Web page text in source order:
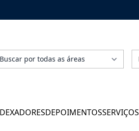
DEPOIMENTOSSERVIÇOS